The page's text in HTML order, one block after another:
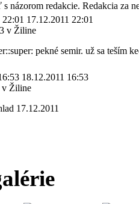
názorom redakcie. Redakcia za
17.12.2011 22:01
v Žiline
pekné semir. už sa teším
18.12.2011 16:53
v Žiline
17.12.2011